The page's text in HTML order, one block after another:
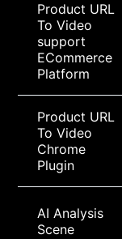
Product URL
To Video
support
ECommerce
Platform
Product URL
To Video
Chrome
Plugin
AI Analysis
Scene